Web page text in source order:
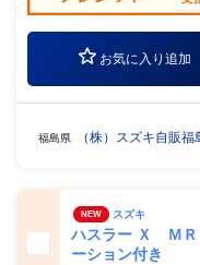
お気に入り追加
福島県 （株）スズキ自販
NEW スズキ
ハスラー Ｘ ＭＲ
ーション付き